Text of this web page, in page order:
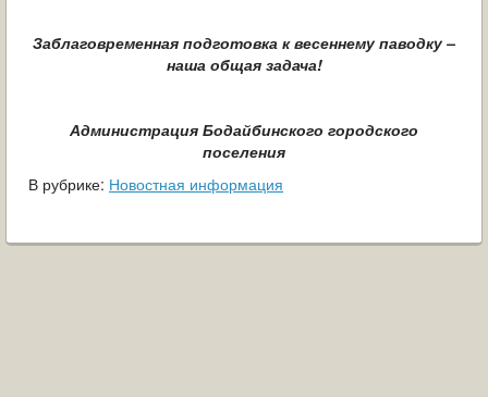
Заблаговременная подготовка к весеннему паводку –
наша общая задача!
Администрация Бодайбинского городского
поселения
В рубрике: Новостная информация